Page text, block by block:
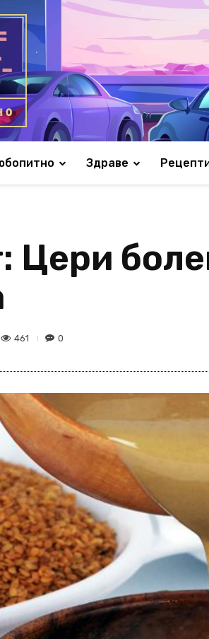
Здраве
Цери
461 0